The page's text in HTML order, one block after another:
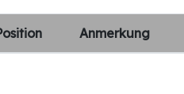
Anmerkung